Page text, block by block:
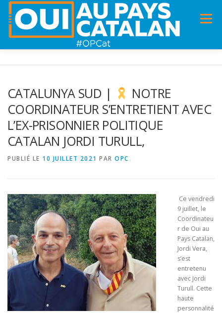
Menu
PANNEAUX POUR MA COMMUNE ! VIDÉOS
ADHÉSION CHARTE DE VALEURS
CATALUNYA SUD |
NOTRE
COORDINATEUR S’ENTRETIENT AVEC
L’EX-PRISONNIER POLITIQUE
CATALAN JORDI TURULL,
PUBLIÉ LE 10 JUILLET 2021 PAR OPC
Ce vendredi
9 juillet, le
Coordinateu
r de Oui au
Pays Catalan,
Jordi Vera,
s’est
entretenu
avec Jordi
Turull. Cette
haute
personnalité